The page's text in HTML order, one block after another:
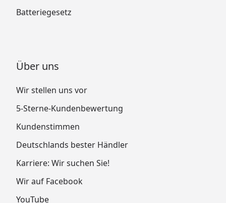
Batteriegesetz
Über uns
Wir stellen uns vor
5-Sterne-Kundenbewertung
Kundenstimmen
Deutschlands bester Händler
Karriere: Wir suchen Sie!
Wir auf Facebook
YouTube